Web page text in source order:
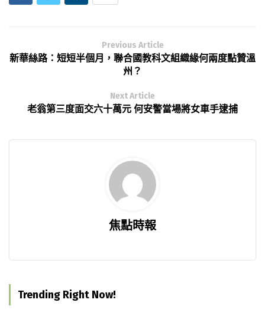
Previous Article
新華絲路：短短半個月，聯合國教科文組織緣何兩度點贊溫
州？
Next Article
老翁第三度面交六十萬元 何安警當場將女車手逮捕
焦點時報
Trending Right Now!